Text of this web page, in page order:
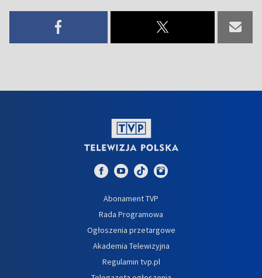
Abonament TVP
Rada Programowa
Ogłoszenia przetargowe
Akademia Telewizyjna
Regulamin tvp.pl